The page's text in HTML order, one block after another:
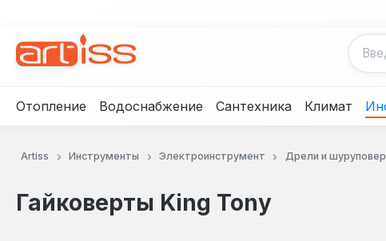
Отопление Водоснабжение Сантехника Климат
Artiss Инструменты Электроинструмент Дрели и
Гайковерты King Tony